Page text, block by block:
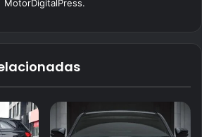
MotorDigitalPress.